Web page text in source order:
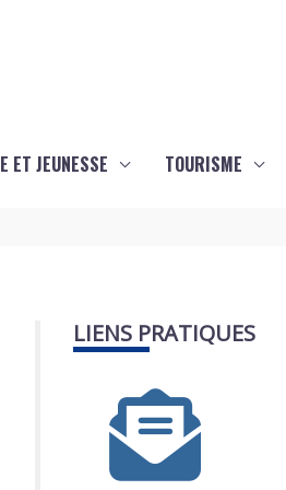
ET JEUNESSE TOURISME
LIENS PRATIQUES